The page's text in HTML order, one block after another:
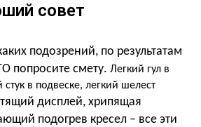
совет
подозрений, по результатам
попросите смету. Легкий гул в
в подвеске, легкий шелест
дисплей, хрипящая
подогрев кресел – все эти